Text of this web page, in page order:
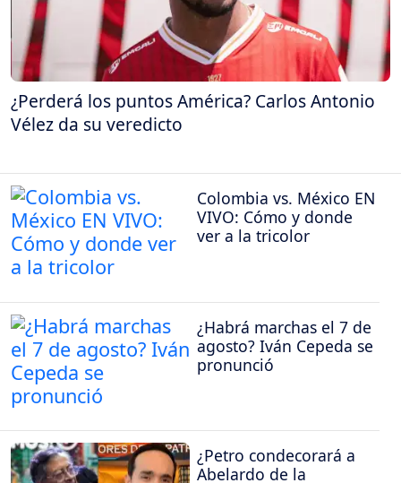
¿Perderá los puntos América? Carlos Antonio
Vélez da su veredicto
Colombia vs. México EN
VIVO: Cómo y donde
ver a la tricolor
¿Habrá marchas el 7 de
agosto? Iván Cepeda se
pronunció
¿Petro condecorará a
Abelardo de la